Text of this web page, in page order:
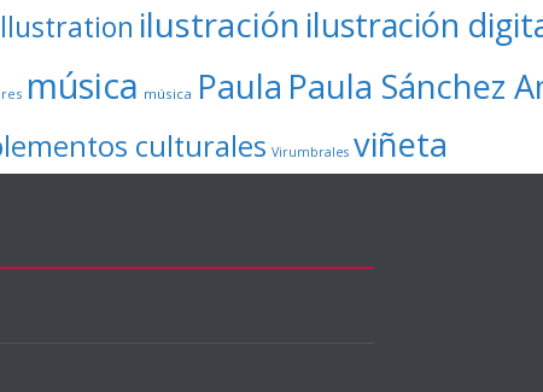
ilustración ilustración
música música Paula Paula Sánchez
culturales Virumbrales viñeta